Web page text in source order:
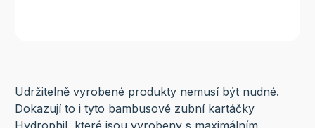
Udržitelně vyrobené produkty nemusí být nudné.
Dokazují to i tyto bambusové zubní kartáčky